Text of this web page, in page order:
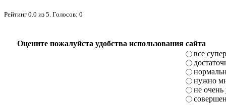
Рейтинг 0.0 из 5 . Голосов: 0
Оцените пожалуйста удобства использования сайта
все супер
нужно
не очень